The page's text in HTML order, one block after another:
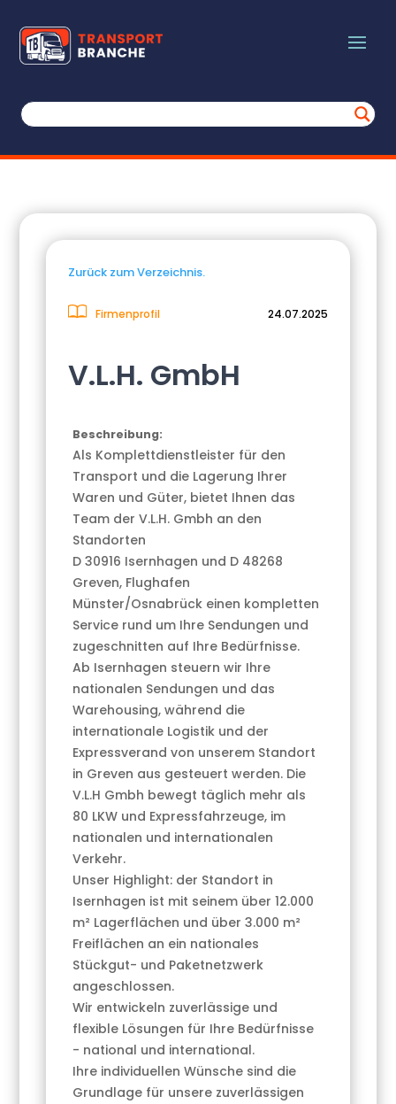
Zurück zum Verzeichnis.
Firmenprofil 24.07.2025
V.L.H. GmbH
Beschreibung:
Als Komplettdienstleister für den
Transport und die Lagerung Ihrer
Waren und Güter, bietet Ihnen das
Team der V.L.H. Gmbh an den
Standorten
D 30916 Isernhagen und D 48268
Greven, Flughafen
Münster/Osnabrück einen kompletten
Service rund um Ihre Sendungen und
zugeschnitten auf Ihre Bedürfnisse.
Ab Isernhagen steuern wir Ihre
nationalen Sendungen und das
Warehousing, während die
internationale Logistik und der
Expressverand von unserem Standort
in Greven aus gesteuert werden. Die
V.L.H Gmbh bewegt täglich mehr als
80 LKW und Expressfahrzeuge, im
nationalen und internationalen
Verkehr.
Unser Highlight: der Standort in
Isernhagen ist mit seinem über 12.000
m² Lagerflächen und über 3.000 m²
Freiflächen an ein nationales
Stückgut- und Paketnetzwerk
angeschlossen.
Wir entwickeln zuverlässige und
flexible Lösungen für Ihre Bedürfnisse
- national und international.
Ihre individuellen Wünsche sind die
Grundlage für unsere zuverlässigen